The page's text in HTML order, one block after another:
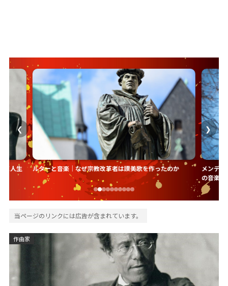
＜人生 ルターと音楽｜なぜ宗教改革者は讃美歌を作ったのか
メンデ
の音楽史
❮ ❯
当ページのリンクには広告が含まれています。
作曲家